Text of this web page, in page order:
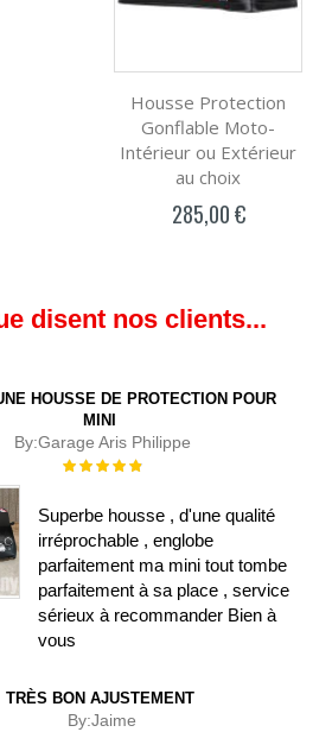
Housse Protection
Gonflable Moto-
Intérieur ou Extérieur
au choix
285,00 €
disent nos clients...
HOUSSE DE PROTECTION POUR
MINI
By:Garage Aris Philippe
Évaluation :
Superbe housse , d'une qualité
irréprochable , englobe
parfaitement ma mini tout tombe
parfaitement à sa place , service
sérieux à recommander Bien à
vous
TRÈS BON AJUSTEMENT
By:Jaime